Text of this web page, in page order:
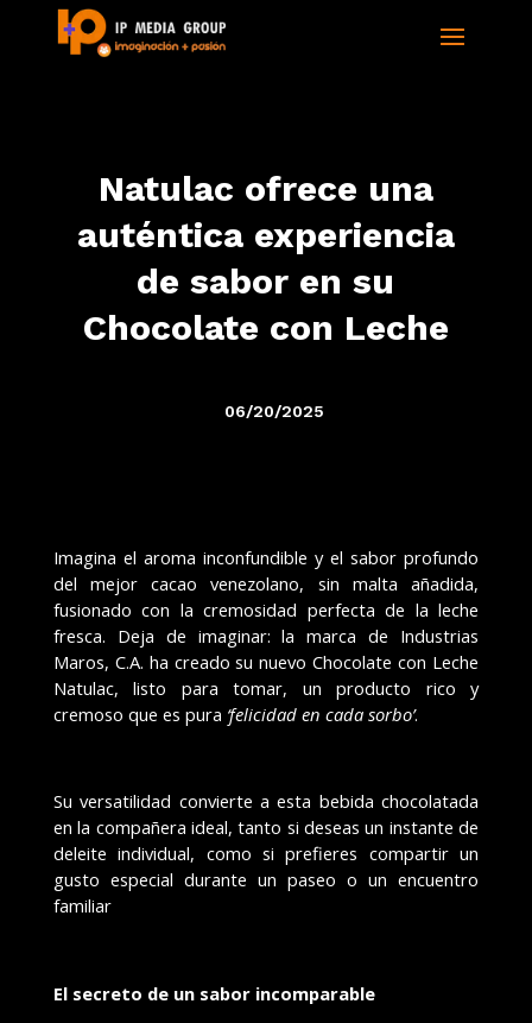
Natulac ofrece una
auténtica experiencia
de sabor en su
Chocolate con Leche
06/20/2025
Imagina el aroma inconfundible y el sabor profundo
del mejor cacao venezolano, sin malta añadida,
fusionado con la cremosidad perfecta de la leche
fresca. Deja de imaginar: la marca de Industrias
Maros, C.A. ha creado su nuevo Chocolate con Leche
Natulac, listo para tomar, un producto rico y
cremoso que es pura ‘felicidad en cada sorbo’.
Su versatilidad convierte a esta bebida chocolatada
en la compañera ideal, tanto sideseas un instante de
deleite individual, como si prefieres compartir un
gusto especial durante un paseo o un encuentro
familiar
El secreto de un sabor incomparable